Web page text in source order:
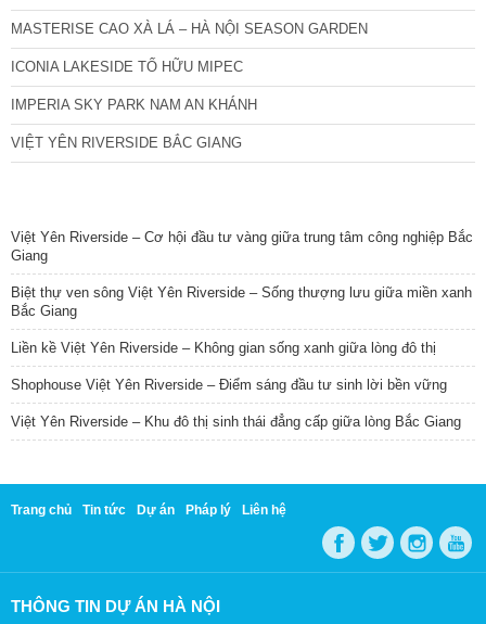
MASTERISE CAO XÀ LÁ – HÀ NỘI SEASON GARDEN
ICONIA LAKESIDE TỐ HỮU MIPEC
IMPERIA SKY PARK NAM AN KHÁNH
VIỆT YÊN RIVERSIDE BẮC GIANG
Việt Yên Riverside – Cơ hội đầu tư vàng giữa trung tâm công nghiệp Bắc
Giang
Biệt thự ven sông Việt Yên Riverside – Sống thượng lưu giữa miền xanh
Bắc Giang
Liền kề Việt Yên Riverside – Không gian sống xanh giữa lòng đô thị
Shophouse Việt Yên Riverside – Điểm sáng đầu tư sinh lời bền vững
Việt Yên Riverside – Khu đô thị sinh thái đẳng cấp giữa lòng Bắc Giang
Trang chủ Tin tức Dự án Pháp lý Liên hệ
THÔNG TIN DỰ ÁN HÀ NỘI